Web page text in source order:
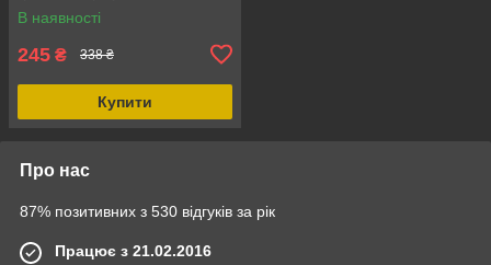
10мм) Forsage F-5072XLB
В наявності
245 ₴ 338 ₴
Купити
Про нас
87% позитивних з 530 відгуків за рік
Працює з 21.02.2016